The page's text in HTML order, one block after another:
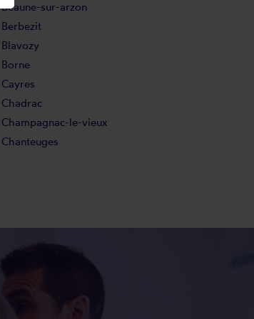
Beaune-sur-arzon
Berbezit
Blavozy
Borne
Cayres
Chadrac
Champagnac-le-vieux
Chanteuges